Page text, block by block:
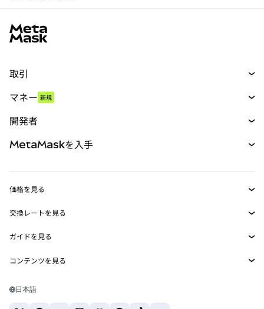
取引
パーペチュアル
RWA
マネー 新規
開発者
MetaMask Connect
Snaps
Web3サービス
MetaMaskを入手
セキュリティ
サポート
キャリア
お問い合わせ
価格を見る
イーサリアムの価格
Solanaの価格
Tetherの価格
交換レートを見る
ETH→USD
USDT→INR
BTC→INR
ガイドを見る
ETHの購入
コンテンツを見る
Solanaウォレット
日本語